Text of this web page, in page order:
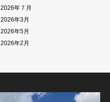
2026年７月
2026年3月
2026年5月
2026年2月